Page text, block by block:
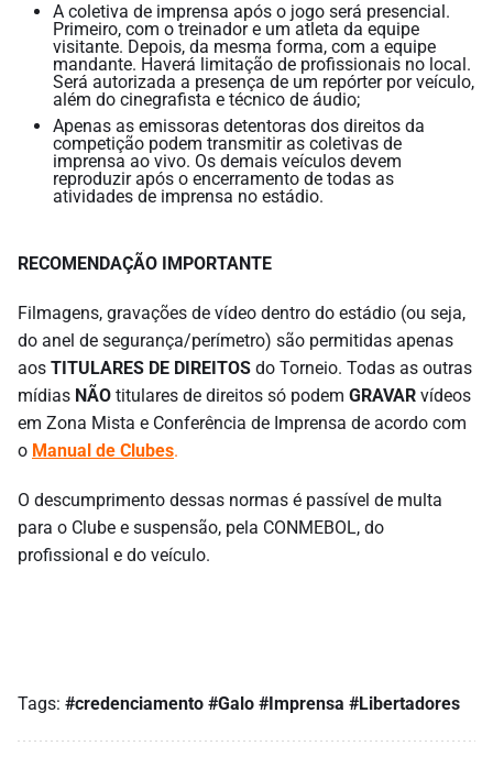
A coletiva de imprensa após o jogo será presencial.
Primeiro, com o treinador e um atleta da equipe
visitante. Depois, da mesma forma, com a equipe
mandante. Haverá limitação de profissionais no local.
Será autorizada a presença de um repórter por veículo,
além do cinegrafista e técnico de áudio;
Apenas as emissoras detentoras dos direitos da
competição podem transmitir as coletivas de
imprensa ao vivo. Os demais veículos devem
reproduzir após o encerramento de todas as
atividades de imprensa no estádio.
RECOMENDAÇÃO IMPORTANTE
Filmagens, gravações de vídeo dentro do estádio (ou seja,
do anel de segurança/perímetro) são permitidas apenas
aos TITULARES DE DIREITOS do Torneio. Todas as outras
mídias NÃO titulares de direitos só podem GRAVAR vídeos
em Zona Mista e Conferência de Imprensa de acordo com
o Manual de Clubes.
O descumprimento dessas normas é passível de multa
para o Clube e suspensão, pela CONMEBOL, do
profissional e do veículo.
Tags: #credenciamento #Galo #Imprensa #Libertadores